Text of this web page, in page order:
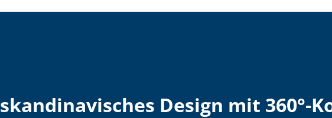
skandinavisches Design mit 360°-